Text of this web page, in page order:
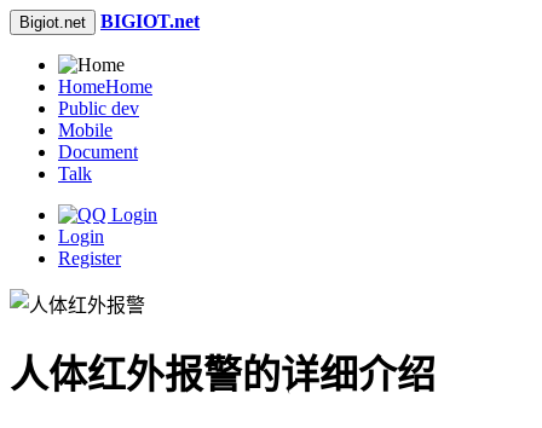
Bigiot.net BIGIOT.net
HomeHome
Public dev
Mobile
Document
Talk
Login
Register
人体红外报警的详细介绍